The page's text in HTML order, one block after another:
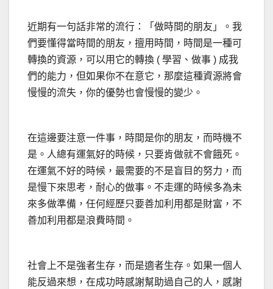
近期有一句話非常的流行：「做時間的朋友」。我
們要懂得當時間的朋友，擅用時間，時間是一種可
轉換的資源，可以用它的轉換 ( 學習、做事 ) 成我
們的能力，但如果你不在意它，那麼這種資源將會
慢慢的流失，你的優勢也會慢慢的變少。
在這邊要注意一件事，時間是你的朋友，而時機不
是。人總有運氣好的時候，只要肯做就不會餓死。
在運氣不好的時候，最需要的不是盲目的努力，而
是慢下來思考，耐心的做事。不走運的時候多為未
來多做準備，任何經歷只要善加利用都是財富，不
善加利用都是浪費時間。
社會上不是強者生存，而是適者生存。如果一個人
能反過來想，在成功時感謝幫助過自己的人，感謝